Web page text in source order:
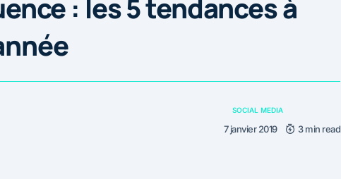
: les 5 tendances à
SOCIAL MEDIA
7 janvier 2019 3 min read